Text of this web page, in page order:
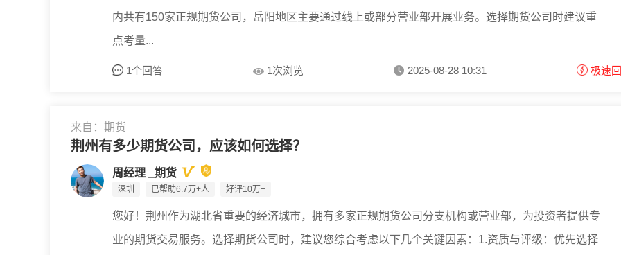
内共有150家正规期货公司，岳阳地区主要通过线上或部分营业部开展业务。选择期货公司时建议重
点考量...
1个回答 1次浏览 2025-08-28 10:31 极速
来自：期货
荆州有多少期货公司，应该如何选择？
周经理 _期货
深圳 已帮助6.7万+人 好评10万+
您好！荆州作为湖北省重要的经济城市，拥有多家正规期货公司分支机构或营业部，为投资者提供专
业的期货交易服务。选择期货公司时，建议您综合考虑以下几个关键因素：1.资质与评级：优先选择